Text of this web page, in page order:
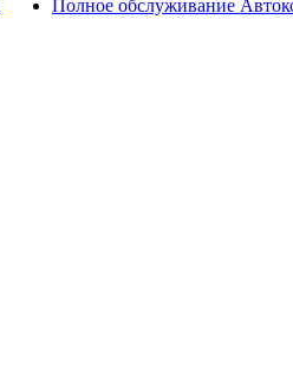
Полное обслуживание